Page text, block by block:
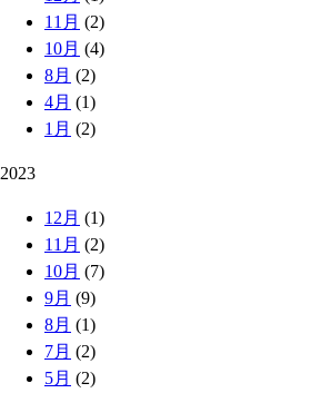
11月 (2)
10月 (4)
8月 (2)
4月 (1)
1月 (2)
2023
12月 (1)
11月 (2)
10月 (7)
9月 (9)
8月 (1)
7月 (2)
5月 (2)